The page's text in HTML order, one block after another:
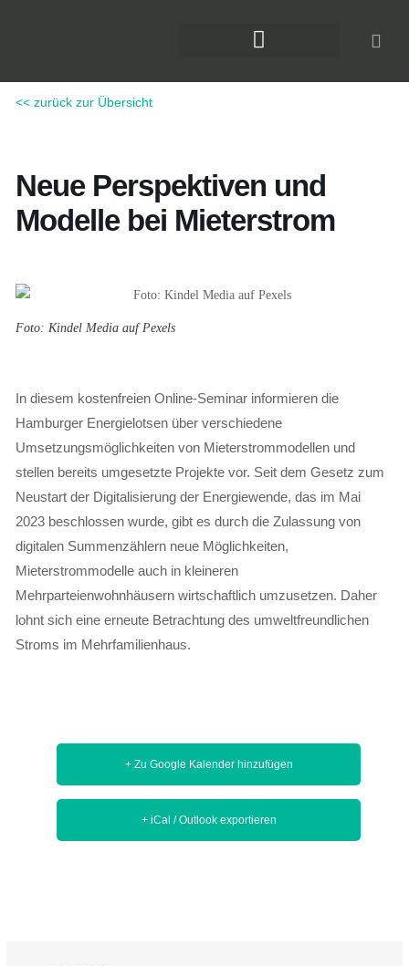
<< zurück zur Übersicht
Neue Perspektiven und
Modelle bei Mieterstrom
Foto: Kindel Media auf Pexels
In diesem kostenfreien Online-Seminar informieren die
Hamburger Energielotsen über verschiedene
Umsetzungsmöglichkeiten von Mieterstrommodellen und
stellen bereits umgesetzte Projekte vor. Seit dem Gesetz zum
Neustart der Digitalisierung der Energiewende, das im Mai
2023 beschlossen wurde, gibt es durch die Zulassung von
digitalen Summenzählern neue Möglichkeiten,
Mieterstrommodelle auch in kleineren
Mehrparteienwohnhäusern wirtschaftlich umzusetzen. Daher
lohnt sich eine erneute Betrachtung des umweltfreundlichen
Stroms im Mehrfamilienhaus.
+ Zu Google Kalender hinzufügen
+ iCal / Outlook exportieren